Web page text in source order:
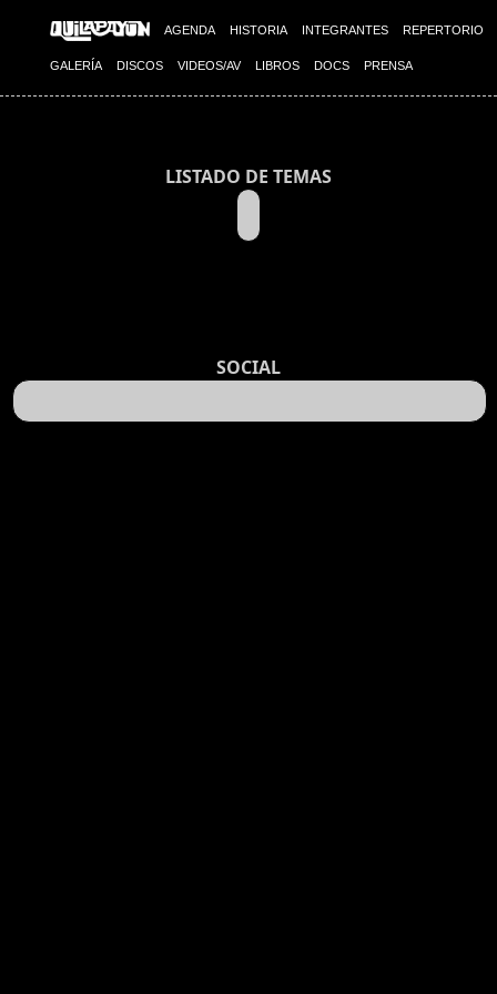
AGENDA HISTORIA INTEGRANTES REPERTORIO
GALERÍA DISCOS VIDEOS/AV LIBROS DOCS PRENSA
LISTADO DE TEMAS
SOCIAL